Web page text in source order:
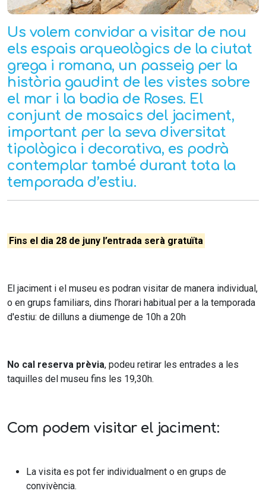
Us volem convidar a visitar de nou
els espais arqueològics de la ciutat
grega i romana, un passeig per la
història gaudint de les vistes sobre
el mar i la badia de Roses. El
conjunt de mosaics del jaciment,
important per la seva diversitat
tipològica i decorativa, es podrà
contemplar també durant tota la
temporada d’estiu.
Fins el dia 28 de juny l’entrada serà gratuïta
El jaciment i el museu es podran visitar de manera individual,
o en grups familiars, dins l’horari habitual per a la temporada
d'estiu: de dilluns a diumenge de 10h a 20h
No cal reserva prèvia, podeu retirar les entrades a les
taquilles del museu fins les 19,30h.
Com podem visitar el jaciment:
La visita es pot fer individualment o en grups de
convivència.